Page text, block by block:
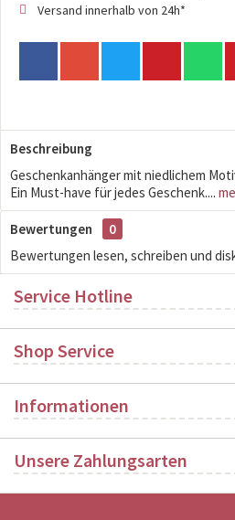
Versand innerhalb von 24h*
Beschreibung
Geschenkanhänger mit niedlichem
Ein Must-have für jedes Geschenk....
Bewertungen
0
Bewertungen lesen, schreiben und
Service Hotline
Shop Service
Informationen
Unsere Zahlungsarten